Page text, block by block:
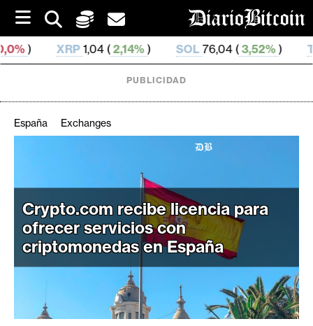
i
p
t
o
1,04 ( 2,14%) SOL76,04 ( 3,52%) TRX0,328
i
p
t
o
M
c
PUBLICIDAD
España Exchanges
Crypto.com recibe licencia para
ofrecer servicios con
criptomonedas en España